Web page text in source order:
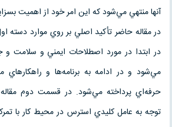
آنها منتهي مي‌شود كه اين امر خود از اهميت
در مقاله حاضر تأكيد اصلي بر روي موارد
در ابتدا در مورد اصطلاحات ايمني و سلامت
مي‌شود و در ادامه به برنامه‌ها و
حرفه‌اي پرداخته مي‌شود. در قسمت دوم
توجه به عامل كليدي استرس در محيط كار با